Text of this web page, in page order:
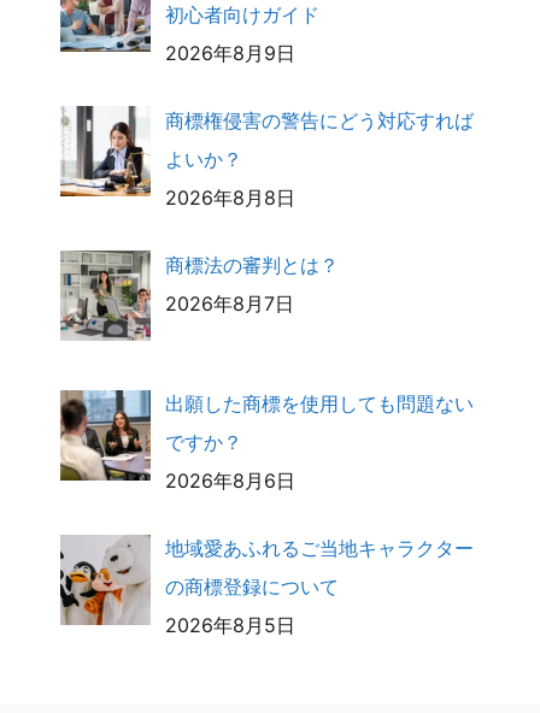
初心者向けガイド
2026年8月9日
商標権侵害の警告にどう対応すれば
よいか？
2026年8月8日
商標法の審判とは？
2026年8月7日
出願した商標を使用しても問題ない
ですか？
2026年8月6日
地域愛あふれるご当地キャラクター
の商標登録について
2026年8月5日